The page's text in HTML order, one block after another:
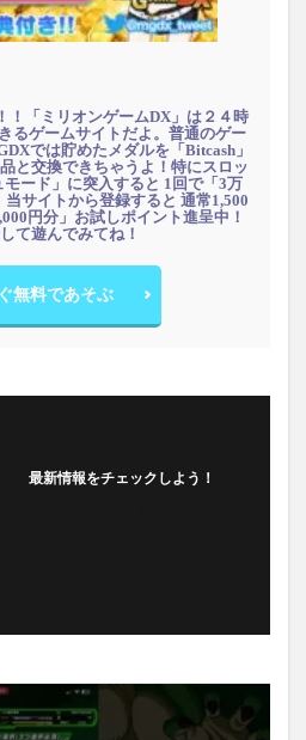
！「ミリオンゲームDX」は２４時
るゲームサイトだよ。普通のゲー
では貯めたメダルを「Bitcash」
と交換できちゃうよ！特にスロッ
モード」に突入すると 1回で「3万
サイトから登録すると 通常1,500
円分」お試しポイント進呈中！
て遊んでみてね！
無料であそぶ
最新情報をチェックしよう！